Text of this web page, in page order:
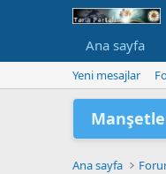
Ana sayfa
Yeni mesajlar
Ana sayfa